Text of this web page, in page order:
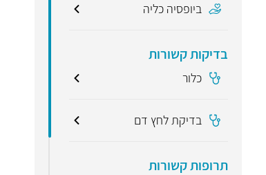
ביופסיה כליה
בדיקות קשורות
כלור
בדיקת לחץ דם
תרופות קשורות